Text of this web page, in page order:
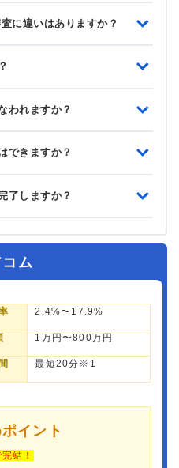
に違いはありますか？
われますか？
できますか？
了しますか？
ム
2.4%〜17.9%
1万円〜800万円
最短20分※1
イント
結！